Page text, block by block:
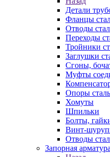
Детали
Фланцы
Отводы
Переходы
Тройники
Заглушки
Сгоны,
Муфты
Опоры
Хомуты
Шпильки
Болты,
Винт-
Отводы
Запорная